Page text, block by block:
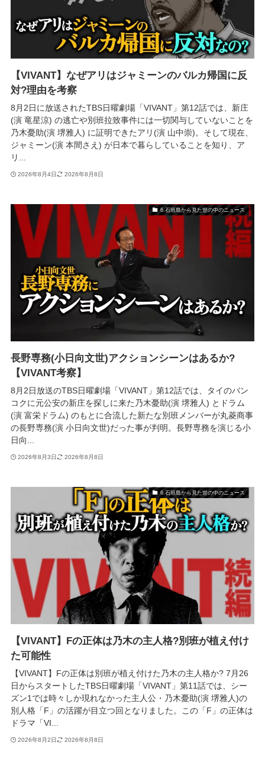
【VIVANT】なぜアリはジャミーンのバルカ帰国に反
対?理由を考察
8月2日に放送されたTBS日曜劇場「VIVANT」第12話では、新庄
(演 竜星涼) の逃亡や別班拉致事件には一切関与していないことを
乃木憂助(演 堺雅人) に証明できたアリ(演 山中崇)。そして現在、
ジャミーン(演 本間さえ) が日本で暮らしていることを知り、ア
リ...
2026年8月4日 2026年8月8日
6.石垣島から見た世の中のニュース
長野専務(小日向文世)アクションシーンはあるか?
【VIVANT考察】
8月2日放送のTBS日曜劇場「VIVANT」第12話では、タイのバン
コクに元公安の新庄を探しに来た乃木憂助(演 堺雅人) とドラム
(演 富栄ドラム) のもとに合流した新たな別班メンバーが丸菱商事
の長野専務(演 小日向文世)だった事が判明。長野専務を演じる小
日向...
2026年8月3日 2026年8月8日
6.石垣島から見た世の中のニュース
【VIVANT】Fの正体は乃木の主人格?別班が植え付け
た可能性
【VIVANT】Fの正体は別班が植え付けた乃木の主人格か? 7月26
日からスタートしたTBS日曜劇場「VIVANT」第11話では、シー
ズン1では時々しか現れなかった主人公・乃木憂助(演 堺雅人)の
別人格「F」の活躍が目立つ回となりました。この「F」の正体は
ドラマ「VI...
2026年8月2日 2026年8月8日